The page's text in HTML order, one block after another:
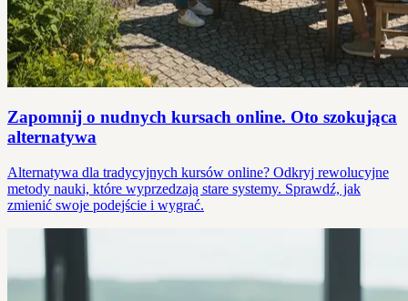
Zapomnij o nudnych kursach online. Oto szokująca
alternatywa
Alternatywa dla tradycyjnych kursów online? Odkryj rewolucyjne
metody nauki, które wyprzedzają stare systemy. Sprawdź, jak
zmienić swoje podejście i wygrać.